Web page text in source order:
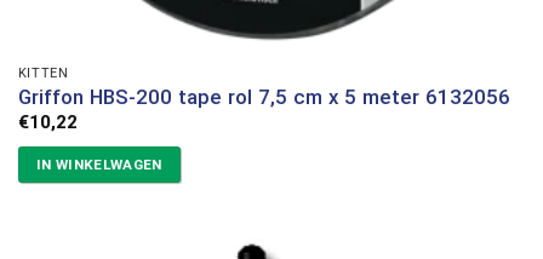
KITTEN
Griffon HBS-200 tape rol 7,5 cm x 5 meter 6132056
€10,22
IN WINKELWAGEN